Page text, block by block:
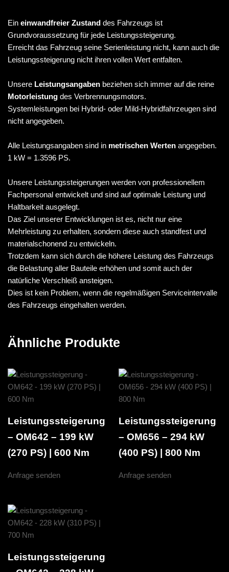
Ein einwandfreier Zustand des Fahrzeugs ist
Grundvoraussetzung für jede Leistungssteigerung.
Erreicht das Fahrzeug seine Serienleistung nicht, kann auch die
Leistungssteigerung nicht ihren vollen Wert entfalten.
Unsere Leistungsangaben beziehen sich immer auf die reine
Motorleistung des Verbrennungsmotors.
Systemleistungen bei Hybrid- oder Mild-Hybridfahrzeugen sind
nicht angegeben.
Alle Leistungsangaben sind in metrischen Werten angegeben.
1 kW = 1.3596 PS.
Unsere Leistungssteigerungen werden von professionellem
Fachpersonal entwickelt und sind auf optimale Leistung und
Haltbarkeit ausgelegt.
Das Ziel unserer Entwicklungen ist es, nicht nur eine
Mehrleistung zu erhalten, sondern diese auch standfest und
materialschonend zu entwickeln.
Trotzdem kann sich durch die höhere Leistung des Fahrzeugs
die Belastung aller Bauteile erhöhen und somit auch der
natürliche Verschleiß ansteigen.
Dies ist kein Problem, wenn die regelmäßigen Serviceintervalle
des Fahrzeugs eingehalten werden.
Ähnliche Produkte
Leistungssteigerung
– OM642 – 199 kW
(270 PS) | 600 Nm
Anfrage senden
Leistungssteigerung
– OM656 – 294 kW
(400 PS) | 800 Nm
Anfrage senden
Leistungssteigerung